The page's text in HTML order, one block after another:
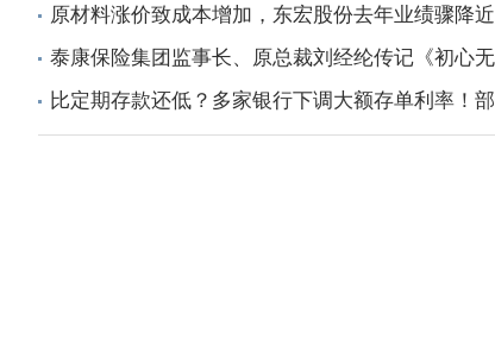
原材料涨价致成本增加，东宏股份去年业绩骤降
泰康保险集团监事长、原总裁刘经纶传记《初心
比定期存款还低？多家银行下调大额存单利率！